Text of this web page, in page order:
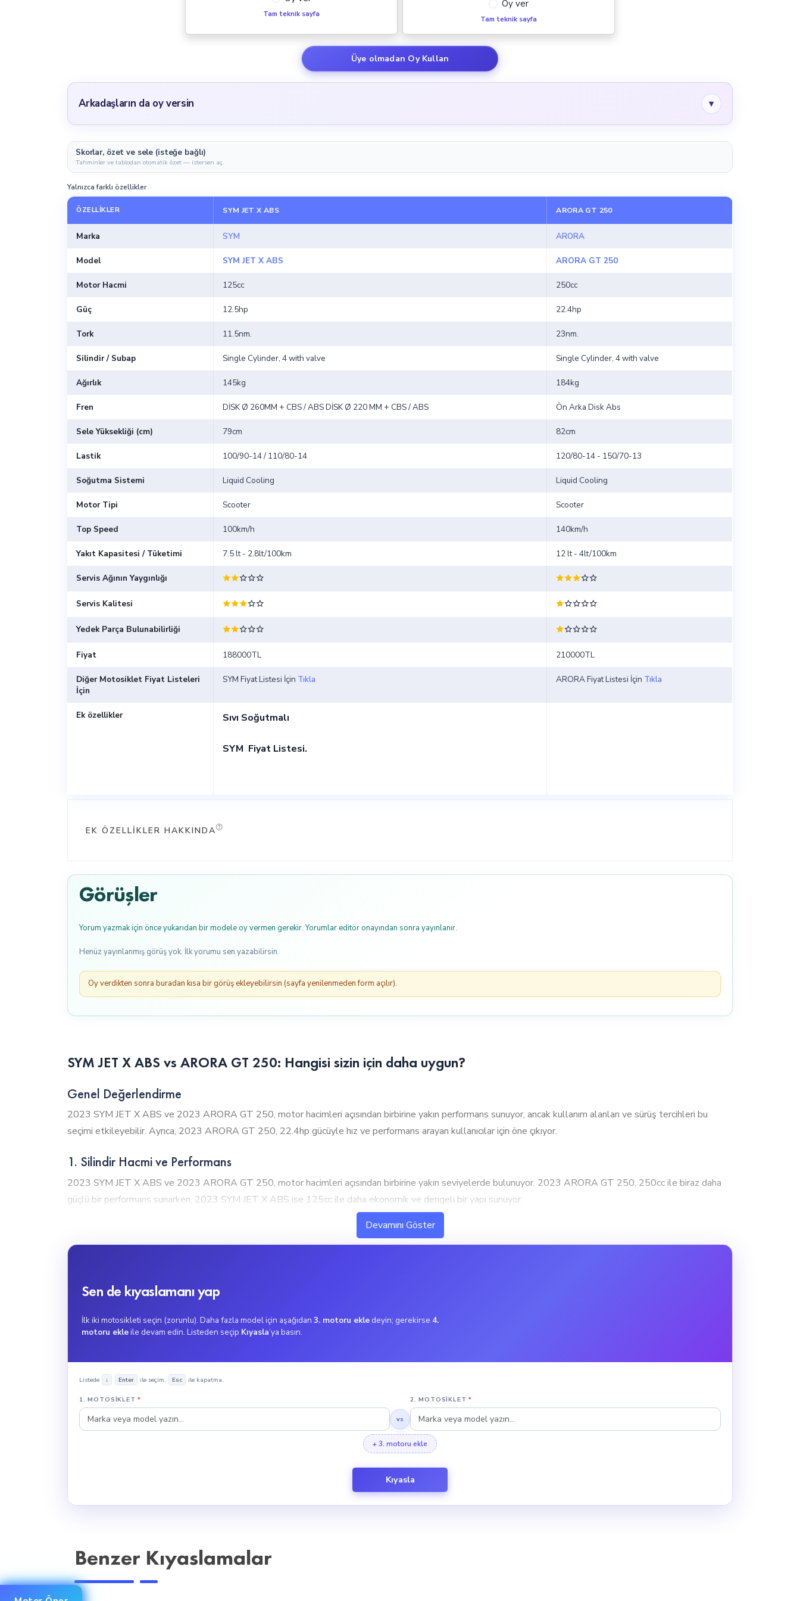
Tam teknik sayfa
Oy ver
Tam teknik sayfa
Üye olmadan Oy Kullan
Arkadaşların da oy versin ▾
Skorlar, özet ve sele (isteğe bağlı)
Tahminler ve tablodan otomatik özet — istersen aç.
Yalnızca farklı özellikler
ÖZELLIKLER SYM JET X ABS ARORA GT 250
Marka SYM ARORA
Model SYM JET X ABS ARORA GT 250
Motor Hacmi 125cc 250cc
Güç 12.5hp 22.4hp
Tork 11.5nm. 23nm.
Silindir / Subap Single Cylinder, 4 with valve Single Cylinder, 4 with valve
Ağırlık 145kg 184kg
Fren DİSK Ø 260MM + CBS / ABS DİSK Ø 220 MM + CBS / ABS Ön Arka Disk Abs
Sele Yüksekliği (cm) 79cm 82cm
Lastik 100/90-14 / 110/80-14 120/80-14 - 150/70-13
Soğutma Sistemi Liquid Cooling Liquid Cooling
Motor Tipi Scooter Scooter
Top Speed 100km/h 140km/h
Yakıt Kapasitesi / Tüketimi 7.5 lt - 2.8lt/100km 12 lt - 4lt/100km
Servis Ağının Yaygınlığı
Servis Kalitesi
Yedek Parça Bulunabilirliği
Fiyat 188000TL 210000TL
Diğer Motosiklet Fiyat Listeleri
İçin
SYM Fiyat Listesi İçin Tıkla ARORA Fiyat Listesi İçin Tıkla
Ek özellikler Sıvı Soğutmalı
SYM Fiyat Listesi.
EK ÖZELLIKLER HAKKINDA
Görüşler
Yorum yazmak için önce yukarıdan bir modele oy vermen gerekir. Yorumlar editör onayından sonra yayınlanır.
Henüz yayınlanmış görüş yok. İlk yorumu sen yazabilirsin.
Oy verdikten sonra buradan kısa bir görüş ekleyebilirsin (sayfa yenilenmeden form açılır).
SYM JET X ABS vs ARORA GT 250: Hangisi sizin için daha uygun?
Genel Değerlendirme
2023 SYM JET X ABS ve 2023 ARORA GT 250, motor hacimleri açısından birbirine yakın performans sunuyor, ancak kullanım alanları ve sürüş tercihleri bu
seçimi etkileyebilir. Ayrıca, 2023 ARORA GT 250, 22.4hp gücüyle hız ve performans arayan kullanıcılar için öne çıkıyor.
1. Silindir Hacmi ve Performans
2023 SYM JET X ABS ve 2023 ARORA GT 250, motor hacimleri açısından birbirine yakın seviyelerde bulunuyor. 2023 ARORA GT 250, 250cc ile biraz daha
güçlü bir performans sunarken, 2023 SYM JET X ABS ise 125cc ile daha ekonomik ve dengeli bir yapı sunuyor.
2023 ARORA GT 250, 250cc motor hacmiyle yüksek performans ve hızlanma isteyen kullanıcılar için ideal. Orta düzey kullanıcılar için şehir içi ve kısa
2023 ARORA GT 250, 23Nm tork gücü ile güçlü bir performans sunuyor. Yüksek tork değeri, ani hızlanma ve dik yokuşlarda üstünlük sağlar. 2023 SYM JET X
ABS ise 11.5Nm tork değeri ile şehir içi kullanımda daha dengeli bir sürüş sunar.
2023 ARORA GT 250, ani hızlanma gerektiren kullanıcılar için ideal. Bu tork değeri, şehir içi kullanımda ekonomik ve yeterli bir güç sunar.
2023 SYM JET X ABS, Scooter türünde, 100 km/h ile daha düşük bir maksimum hız sunuyor, ancak bu durum onun diğer özelliklerini gölgede bırakmaz.
4. Soğutma Sistemi
2023 SYM JET X ABS, Sıvı Soğutmalı sisteme sahipken, 2023 ARORA GT 250 Sıvı Soğutmalı bir sistem sunuyor. Her iki modelin soğutma sistemleri eşit
2023 SYM JET X ABS ve 2023 ARORA GT 250, ağırlıkları açısından birbirine yakın seviyelerde olup farklı kullanım alanlarında benzer deneyimler sunabilir.
6. Kullanım Alanları
2023 SYM JET X ABS ve 2023 ARORA GT 250, Scooter türünde motosikletlerdir. şehir içi ulaşımda pratiklik ve yakıt ekonomisi arayan kullanıcılar için
Devamını Göster
Sen de kıyaslamanı yap
İlk iki motosikleti seçin (zorunlu). Daha fazla model için aşağıdan 3. motoru ekledeyin; gerekirse 4.
motoru ekleile devam edin. Listeden seçip Kıyasla’ya basın.
Listede ↓ Enter ile seçim, Esc ile kapatma.
1. MOTOSIKLET*
vs
2. MOTOSIKLET*
+ 3. motoru ekle
Kıyasla
Benzer Kıyaslamalar